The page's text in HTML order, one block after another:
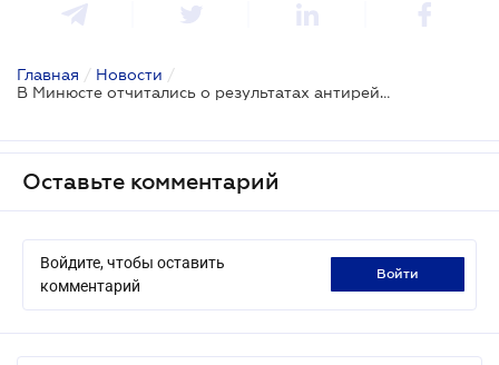
Главная / Новости /
В Минюсте отчитались о результатах антирейдерской работы
Оставьте комментарий
Войдите, чтобы оставить
комментарий
войти